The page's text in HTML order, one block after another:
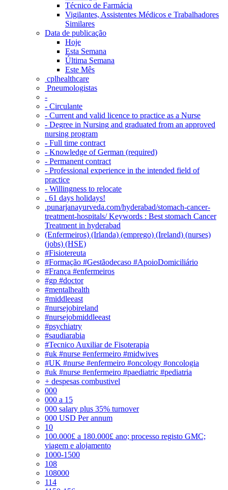
Técnico de Farmácia
Vigilantes, Assistentes Médicos e Trabalhadores
Similares
Data de publicação
Hoje
Esta Semana
Última Semana
Este Mês
‎ cplhealthcare‬
Pneumologistas
-
- Circulante
- Current and valid licence to practice as a Nurse
- Degree in Nursing and graduated from an approved
nursing program
- Full time contract
- Knowledge of German (required)
- Permanent contract
- Professional experience in the intended field of
practice
- Willingness to relocate
. 61 days holidays!
.punarjanayurveda.com/hyderabad/stomach-cancer-
treatment-hospitals/ Keywords : Best stomach Cancer
Treatment in hyderabad
(Enfermeiros) (Irlanda) (emprego) (Ireland) (nurses)
(jobs) (HSE)
#Fisiotereuta
#Formação #Gestãodecaso #ApoioDomiciliário
#França #enfermeiros
#gp #doctor
#mentalhealth
#middleeast
#nursejobireland
#nursejobmiddleeast
#psychiatry
#saudiarabia
#Tecnico Auxiliar de Fisoterapia
#uk #nurse #enfermeiro #midwives
#UK #nurse #enfermeiro #oncology #oncologia
#uk #nurse #enfermeiro #paediatric #pediatria
+ despesas combustivel
000
000 a 15
000 salary plus 35% turnover
000 USD Per annum
10
100.000£ a 180.000£ ano; processo registo GMC;
viagem e alojamento
1000-1500
108
108000
114